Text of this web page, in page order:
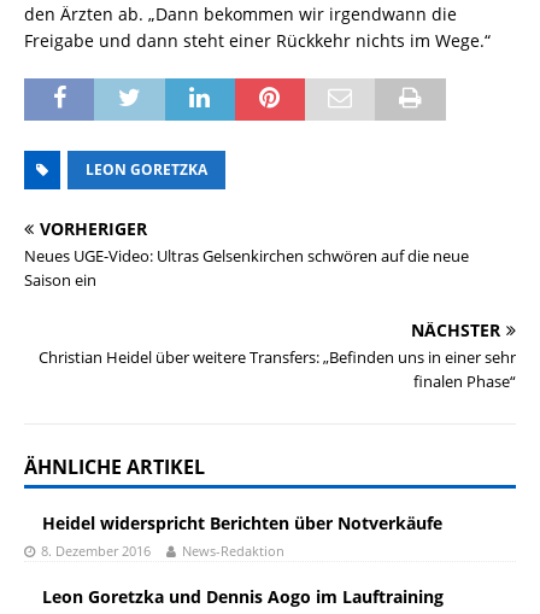
den Ärzten ab. „Dann bekommen wir irgendwann die
Freigabe und dann steht einer Rückkehr nichts im Wege.“
LEON GORETZKA
VORHERIGER
Neues UGE-Video: Ultras Gelsenkirchen schwören auf die neue
Saison ein
NÄCHSTER
Christian Heidel über weitere Transfers: „Befinden uns in einer sehr
finalen Phase“
ÄHNLICHE ARTIKEL
Heidel widerspricht Berichten über Notverkäufe
8. Dezember 2016 News-Redaktion
Leon Goretzka und Dennis Aogo im Lauftraining